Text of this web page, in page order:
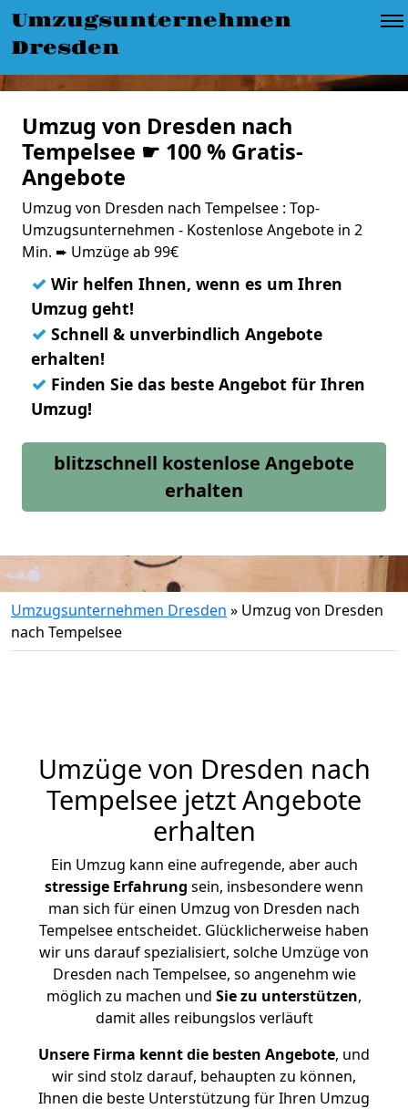
Umzugsunternehmen
Dresden
Umzug von Dresden nach
Tempelsee ☛ 100 % Gratis-
Angebote
Umzug von Dresden nach Tempelsee : Top-
Umzugsunternehmen - Kostenlose Angebote in 2
Min. ➨ Umzüge ab 99€
✓ Wir helfen Ihnen, wenn es um Ihren
Umzug geht!
✓ Schnell & unverbindlich Angebote
erhalten!
✓ Finden Sie das beste Angebot für Ihren
Umzug!
blitzschnell kostenlose Angebote
erhalten
Umzugsunternehmen Dresden » Umzug von Dresden
nach Tempelsee
Umzüge von Dresden nach
Tempelsee jetzt Angebote
erhalten
Ein Umzug kann eine aufregende, aber auch
stressige Erfahrung sein, insbesondere wenn
man sich für einen Umzug von Dresden nach
Tempelsee entscheidet. Glücklicherweise haben
wir uns darauf spezialisiert, solche Umzüge von
Dresden nach Tempelsee, so angenehm wie
möglich zu machen und Sie zu unterstützen,
damit alles reibungslos verläuft
Unsere Firma kennt die besten Angebote, und
wir sind stolz darauf, behaupten zu können,
Ihnen die beste Unterstützung für Ihren Umzug